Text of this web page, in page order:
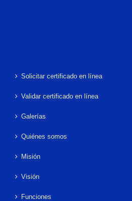
Solicitar certificado en línea
Validar certificado en línea
Galerías
Quiénes somos
Misión
Visión
Funciones